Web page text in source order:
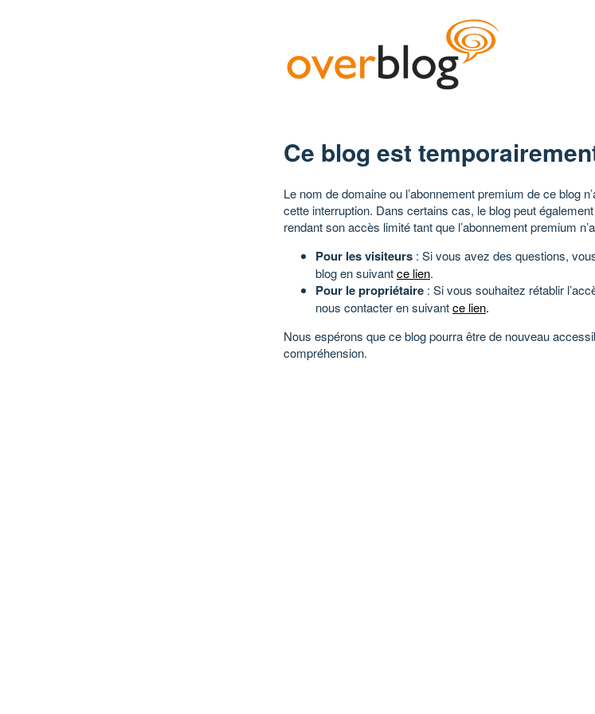
Ce blog est
Le nom de domaine ou l’abonnement premium de ce blog
cette interruption. Dans certains cas, le blog peut
rendant son accès limité tant que l’abonnement premium
Pour les visiteurs : Si vous avez des questions,
blog en suivantce lien.
Pour le propriétaire : Si vous souhaitez rétablir
nous contacter en suivantce lien.
Nous espérons que ce blog pourra être de nouveau
compréhension.